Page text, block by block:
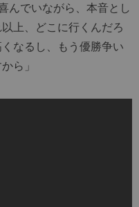
んでいながら、本音とし
上、どこに行くんだろ
なるし、もう優勝争い
ら」